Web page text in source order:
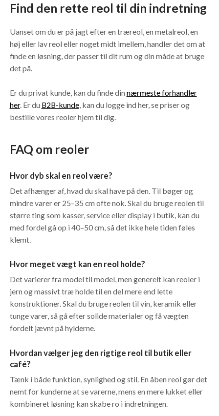
Find den rette reol til din indretning
Uanset om du er på jagt efter en træreol, en metalreol, en
høj eller lav reol eller noget midt imellem, handler det om at
finde en løsning, der passer til dit rum og din måde at bruge
det på.
Er du privat kunde, kan du finde din nærmeste forhandler
her. Er du B2B-kunde, kan du logge ind her, se priser og
bestille vores reoler hjem til dig.
FAQ om reoler
Hvor dyb skal en reol være?
Det afhænger af, hvad du skal have på den. Til bøger og
mindre varer er 25–35 cm ofte nok. Skal du bruge reolen til
større ting som kasser, service eller display i butik, kan du
med fordel gå op i 40–50 cm, så det ikke hele tiden føles
klemt.
Hvor meget vægt kan en reol holde?
Det varierer fra model til model, men generelt kan reoler i
jern og massivt træ holde til en del mere end lette
konstruktioner. Skal du bruge reolen til vin, keramik eller
tunge varer, så gå efter solide materialer og få vægten
fordelt jævnt på hylderne.
Hvordan vælger jeg den rigtige reol til butik eller
café?
Tænk i både funktion, synlighed og stil. En åben reol gør det
nemt for kunderne at se varerne, mens en mere lukket eller
kombineret løsning kan skabe ro i indretningen.